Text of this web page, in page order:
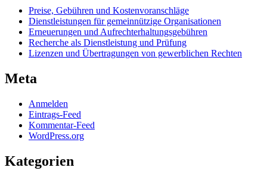
Preise, Gebühren und Kostenvoranschläge
Dienstleistungen für gemeinnützige Organisationen
Erneuerungen und Aufrechterhaltungsgebühren
Recherche als Dienstleistung und Prüfung
Lizenzen und Übertragungen von gewerblichen Rechten
Meta
Anmelden
Eintrags-Feed
Kommentar-Feed
WordPress.org
Kategorien